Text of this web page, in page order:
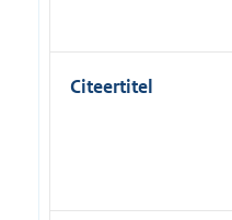
Citeertitel